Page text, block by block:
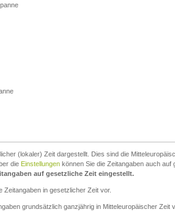
(lokaler) Zeit dargestellt. Dies sind die
die Einstellungen können Sie die Zeitangaben auch auf
auf gesetzliche Zeit eingestellt.
Zeitangaben in gesetzlicher Zeit vor.
grundsätzlich ganzjährig in Mitteleuropäischer Zeit